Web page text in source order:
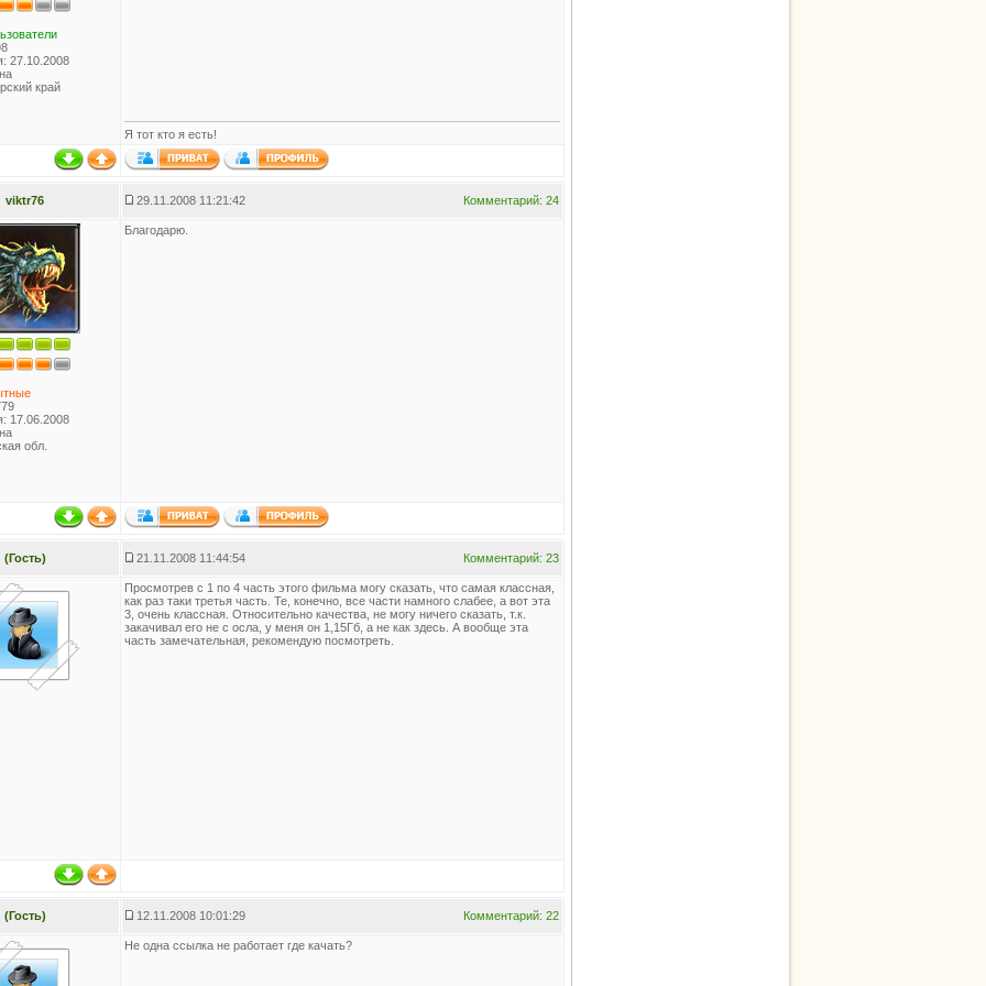
27.10.2008
край
Я тот кто я есть!
viktr76 29.11.2008 11:21:42 Комментарий: 24
17.06.2008
обл.
Благодарю.
(Гость) 21.11.2008 11:44:54 Комментарий: 23
Просмотрев с 1 по 4 часть этого фильма могу сказать, что самая классная,
как раз таки третья часть. Те, конечно, все части намного слабее, а вот эта
3, очень классная. Относительно качества, не могу ничего сказать, т.к.
закачивал его не с осла, у меня он 1,15Гб, а не как здесь. А вообще эта
часть замечательная, рекомендую посмотреть.
(Гость) 12.11.2008 10:01:29 Комментарий: 22
Не одна ссылка не работает где качать?